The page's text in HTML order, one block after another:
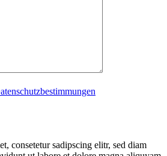
consetetur sadipscing elitr, sed diam